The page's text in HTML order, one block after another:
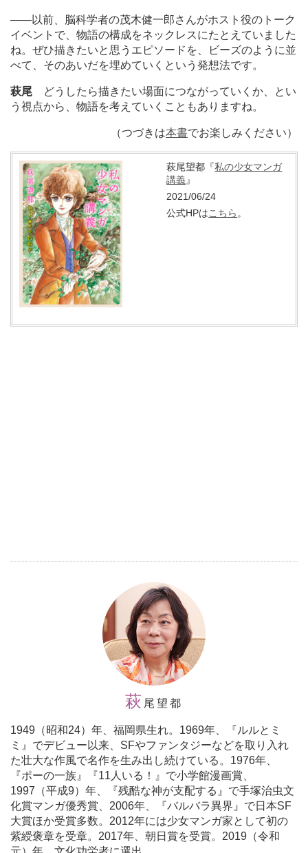
――以前、脳科学者の茂木健一郎さんがホスト役のトーク
イベントで、物語の構成をネックレスにたとえていました
ね。ぜひ描きたいと思うエピソードを、ビーズのように並
べて、そのあいだを埋めていくという発想法です。
萩尾 どうしたら描きたい場面につながっていくか、とい
う視点から、物語を考えていくこともありますね。
（つづきは本書でお楽しみください）
萩尾望都『私の少女マンガ
講義』
2021/06/24
公式HPはこちら 。
萩 尾望都
1949（昭和24）年、福岡県生れ。1969年、『ルルとミ
ミ』でデビュー以来、SFやファンタジーなどを取り入れ
た壮大な作風で名作を生み出し続けている。1976年、
『ポーの一族』『11人いる！』で小学館漫画賞、
1997（平成9）年、『残酷な神が支配する』で手塚治虫文
化賞マンガ優秀賞、2006年、『バルバラ異界』で日本SF
大賞ほか受賞多数。2012年には少女マンガ家として初の
紫綬褒章を受章。2017年、朝日賞を受賞。2019（令和